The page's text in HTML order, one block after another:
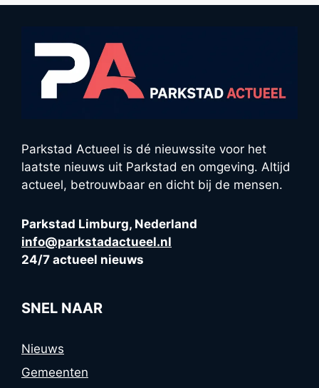
Parkstad Actueel is dé nieuwssite voor het
laatste nieuws uit Parkstad en omgeving. Altijd
actueel, betrouwbaar en dicht bij de mensen.
Parkstad Limburg, Nederland
info@parkstadactueel.nl
24/7 actueel nieuws
SNEL NAAR
Nieuws
Gemeenten